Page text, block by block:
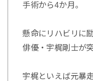
手術から4か月。
懸命にリハビリに
俳優・宇梶剛士が
宇梶といえば元暴